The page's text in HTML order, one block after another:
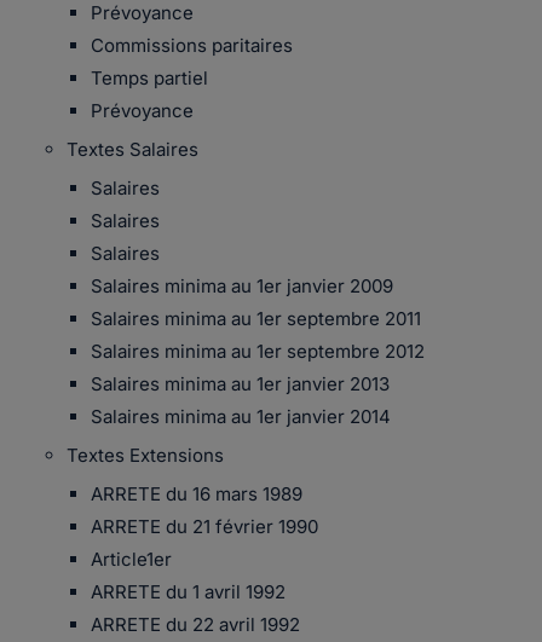
Prévoyance
Commissions paritaires
Temps partiel
Prévoyance
Textes Salaires
Salaires
Salaires
Salaires
Salaires minima au 1er janvier 2009
Salaires minima au 1er septembre 2011
Salaires minima au 1er septembre 2012
Salaires minima au 1er janvier 2013
Salaires minima au 1er janvier 2014
Textes Extensions
ARRETE du 16 mars 1989
ARRETE du 21 février 1990
Article1er
ARRETE du 1 avril 1992
ARRETE du 22 avril 1992